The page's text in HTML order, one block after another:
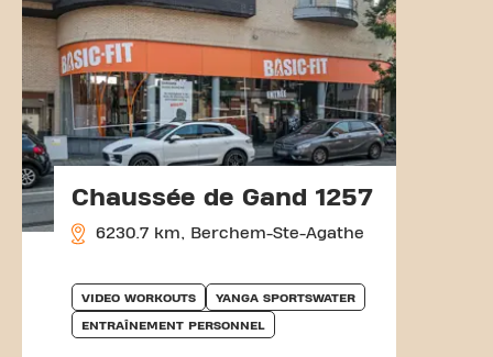
Chaussée de Gand 1257
6230.7 km, Berchem-Ste-Agathe
VIDEO WORKOUTS YANGA SPORTSWATER
ENTRAÎNEMENT PERSONNEL